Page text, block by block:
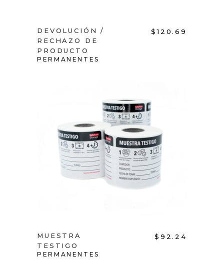
DEVOLUCIÓN /
RECHAZO DE
PRODUCTO
$120.69
PERMANENTES
ADD TO CART
MUESTRA
TESTIGO
$ 92.24
PERMANENTES